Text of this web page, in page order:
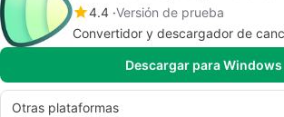
4.4 Versión de prueba
Convertidor y descargador de
Descargar para Windows
Otras plataformas